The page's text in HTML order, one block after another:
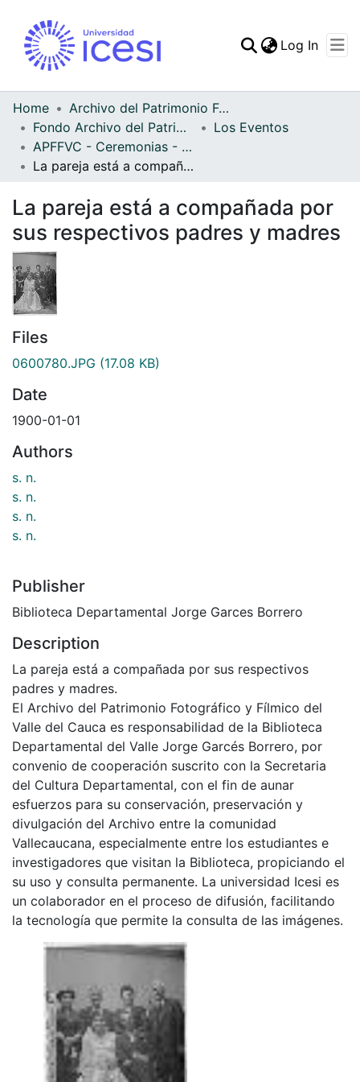
Statistics
Log In
Home
Archivo del Patrimonio Fotográfico y Fílmico del Valle del Cauca
Fondo Archivo del Patrimonio Fotográfico y Fílmico del Valle del Cauca
Los Eventos
APFFVC - Ceremonias - Patrimonial
La pareja está a compañada por sus respectivos padres y madres
La pareja está a compañada por
sus respectivos padres y madres
Files
0600780.JPG (17.08 KB)
Date
1900-01-01
Authors
s. n.
s. n.
s. n.
s. n.
Publisher
Biblioteca Departamental Jorge Garces Borrero
Description
La pareja está a compañada por sus respectivos
padres y madres.
El Archivo del Patrimonio Fotográfico y Fílmico del
Valle del Cauca es responsabilidad de la Biblioteca
Departamental del Valle Jorge Garcés Borrero, por
convenio de cooperación suscrito con la Secretaria
del Cultura Departamental, con el fin de aunar
esfuerzos para su conservación, preservación y
divulgación del Archivo entre la comunidad
Vallecaucana, especialmente entre los estudiantes e
investigadores que visitan la Biblioteca, propiciando el
su uso y consulta permanente. La universidad Icesi es
un colaborador en el proceso de difusión, facilitando
la tecnología que permite la consulta de las imágenes.